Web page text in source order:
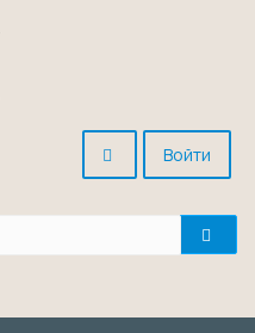
Войти